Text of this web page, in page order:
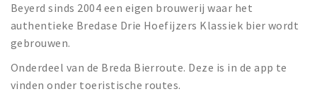
Sport
Privacy
Inloggen
Beyerd sinds 2004 een eigen brouwerij waar het
authentieke Bredase Drie Hoefijzers Klassiek bier wordt
gebrouwen.
Onderdeel van de Breda Bierroute. Deze is in de app te
vinden onder toeristische routes.